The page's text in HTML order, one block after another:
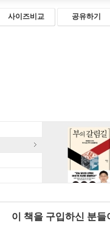
사이즈비교 공유하기
이 책을 구입하신 분